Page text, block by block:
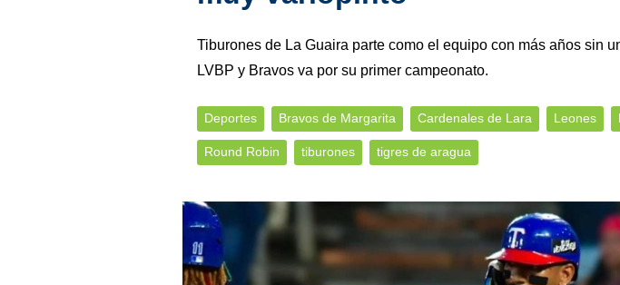
Tiburones de La Guaira parte como el equipo con más años sin
LVBP y Bravos va por su primer campeonato.
Deportes Bravos de Margarita Cardenales de Lara Leones
Round Robin tiburones tigres de aragua